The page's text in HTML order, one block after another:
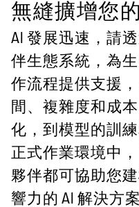
無縫擴增您
AI 發展迅速，請
伴生態系統，為生
作流程提供支援
間、複雜度和成
化，到模型的訓
正式作業環境中
夥伴都可協助您
響力的 AI 解決方案